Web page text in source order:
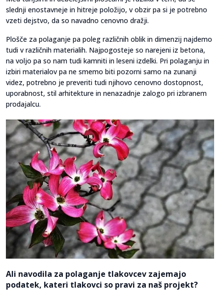
slednji enostavneje in hitreje položijo, v obzir pa si je potrebno
vzeti dejstvo, da so navadno cenovno dražji.
Plošče za polaganje pa poleg različnih oblik in dimenzij najdemo
tudi v različnih materialih. Najpogosteje so narejeni iz betona,
na voljo pa so nam tudi kamniti in leseni izdelki. Pri polaganju in
izbiri materialov pa ne smemo biti pozorni samo na zunanji
videz, potrebno je preveriti tudi njihovo cenovno dostopnost,
uporabnost, stil arhitekture in nenazadnje zalogo pri izbranem
prodajalcu.
Ali navodila za polaganje tlakovcev zajemajo
podatek, kateri tlakovci so pravi za naš projekt?